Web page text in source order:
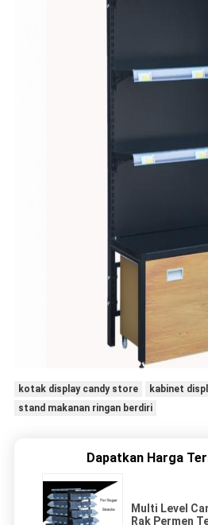
kotak display candy store
kabinet
stand makanan ringan berdiri
Dapatkan Harga
Multi Level
Rak Permen